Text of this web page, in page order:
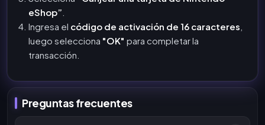
eShop”
Ingresa el código de activación de 16 caracteres
luego selecciona "OK" para completar la
transacción.
Preguntas frecuentes